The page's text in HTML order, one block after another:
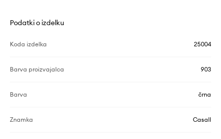
Podatki o izdelku
Koda izdelka 25004
Barva proizvajalca 903
Barva črna
Znamka Casall